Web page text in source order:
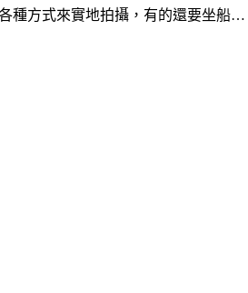
種方式來實地拍攝，有的還要坐船…